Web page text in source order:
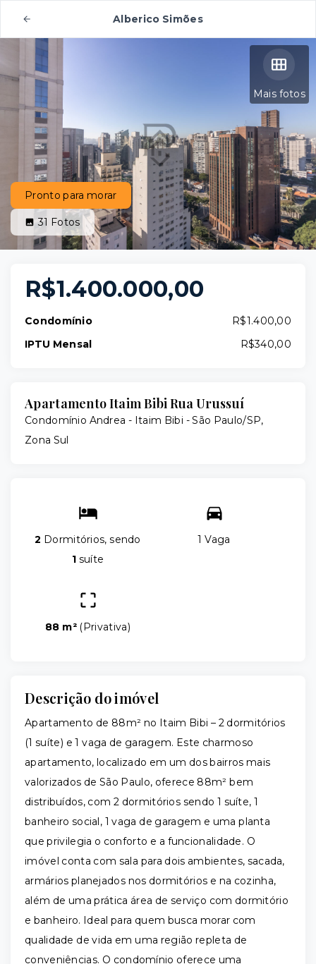
Alberico Simões
Mais fotos
Pronto para morar
31 Fotos
R$1.400.000,00
Condomínio
R$1.400,00
IPTU Mensal
R$340,00
Apartamento Itaim Bibi Rua Urussuí
Condomínio Andrea - Itaim Bibi - São Paulo/SP,
Zona Sul
2 Dormitórios, sendo
1 suíte
1 Vaga
88 m² (Privativa)
Descrição do imóvel
Apartamento de 88m² no Itaim Bibi – 2 dormitórios
(1 suíte) e 1 vaga de garagem. Este charmoso
apartamento, localizado em um dos bairros mais
valorizados de São Paulo, oferece 88m² bem
distribuídos, com 2 dormitórios sendo 1 suíte, 1
banheiro social, 1 vaga de garagem e uma planta
que privilegia o conforto e a funcionalidade. O
imóvel conta com sala para dois ambientes, sacada,
armários planejados nos dormitórios e na cozinha,
além de uma prática área de serviço com dormitório
e banheiro. Ideal para quem busca morar com
qualidade de vida em uma região repleta de
conveniências. O condomínio oferece uma